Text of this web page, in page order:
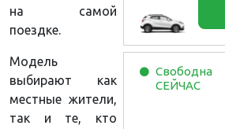
Свободна
СЕЙЧАС
на самой
поездке.
Модель
выбирают как
местные жители,
так и те, кто